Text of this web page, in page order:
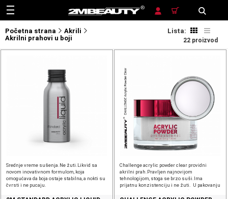
Početna strana
Akrili
Akrilni prahovi u boji
Lista:
22 proizvod
Srednje vreme sušenja.Ne žuti.Likvid sa
novom inovativnom formulom, koja
omogućava da boja ostaje stabilna, a nokti su
čvrsti i ne pucaju.
Challenge acrylic powder clear providni
akrilni prah.Pravljen najnovijom
tehnologijom, stoga se brzo suši.Ima
prijatnu konzistenciju i ne žuti. U pakovanju
od 13,5g. Idealan za posipanje (npr.